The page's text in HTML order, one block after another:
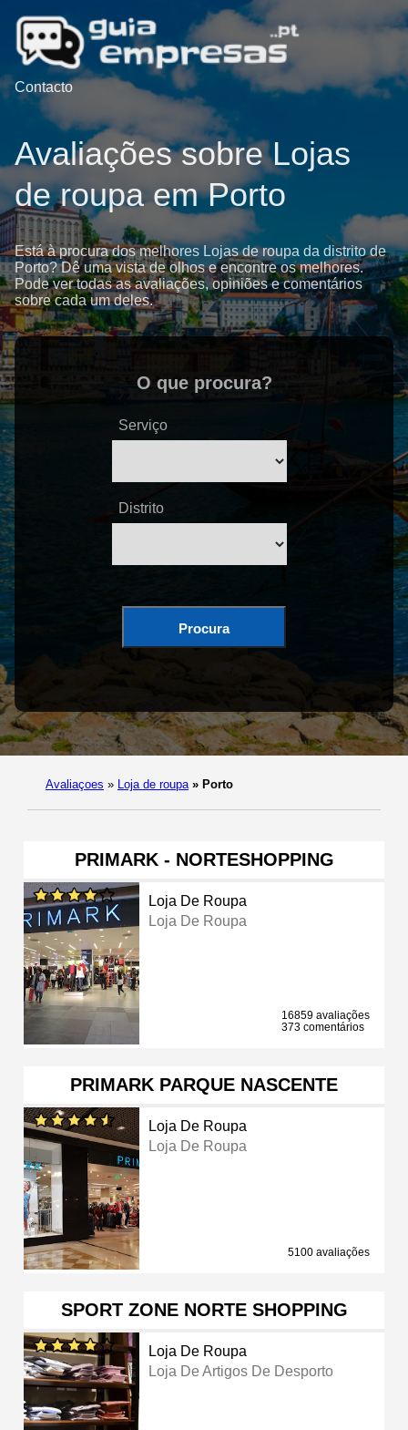
Contacto
Avaliações sobre Lojas
de roupa em Porto
Está à procura dos melhores Lojas de roupa da distrito de
Porto? Dê uma vista de olhos e encontre os melhores.
Pode ver todas as avaliações, opiniões e comentários
sobre cada um deles.
O que procura?
Serviço
Distrito
Procura
Avaliaçoes » Loja de roupa » Porto
PRIMARK - NORTESHOPPING
Loja De Roupa
Loja De Roupa
16859 avaliações
373 comentários
PRIMARK PARQUE NASCENTE
Loja De Roupa
Loja De Roupa
5100 avaliações
SPORT ZONE NORTE SHOPPING
Loja De Roupa
Loja De Artigos De Desporto